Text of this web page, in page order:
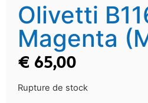
Olivetti
Magenta
€ 65,00
Rupture de stock